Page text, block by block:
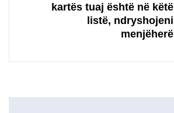
kartës tuaj është në këtë
listë, ndryshojeni
menjëherë